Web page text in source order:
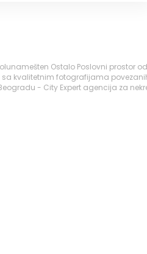
Ostalo Poslovni prostor
kvalitetnim fotografijama
- City Expert agencija za